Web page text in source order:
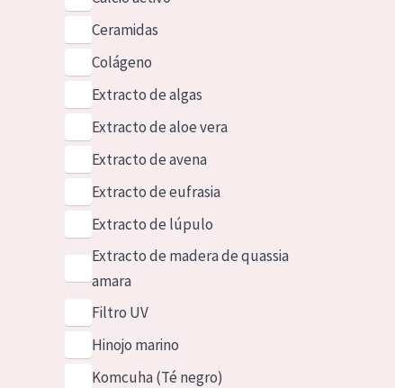
Ceramidas
Colágeno
Extracto de algas
Extracto de aloe vera
Extracto de avena
Extracto de eufrasia
Extracto de lúpulo
Extracto de madera de quassia
amara
Filtro UV
Hinojo marino
Komcuha (Té negro)